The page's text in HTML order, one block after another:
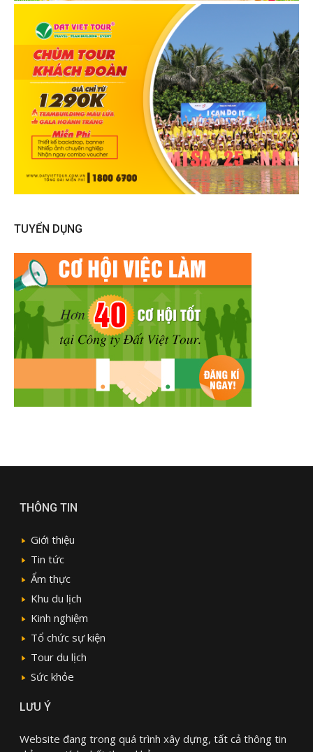
TUYỂN DỤNG
THÔNG TIN
Giới thiệu
Tin tức
Ẩm thực
Khu du lịch
Kinh nghiệm
Tổ chức sự kiện
Tour du lịch
Sức khỏe
LƯU Ý
Website đang trong quá trình xây dựng, tất cả thông tin